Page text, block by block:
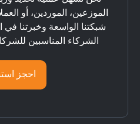
الموزعين، الموردين، أو
شبكتنا الواسعة وخبرتنا في
الشركاء المناسبين
احجز